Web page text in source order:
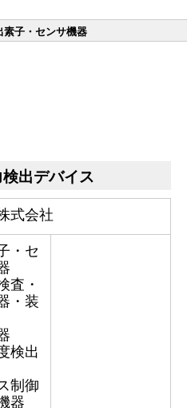
素子・センサ機器
出デバイス
式会社
・セ
査・
・装
検出
制御
器